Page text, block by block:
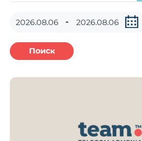
Поиск